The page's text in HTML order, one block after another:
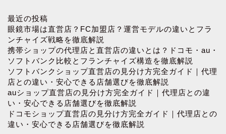
最近の投稿
眼鏡市場は直営店？FC加盟店？運営モデルの違いとフラ
ンチャイズ戦略を徹底解説
携帯ショップの代理店と直営店の違いとは？ドコモ・au・
ソフトバンク比較とフランチャイズ構造を徹底解説
ソフトバンクショップ直営店の見分け方完全ガイド｜代理
店との違い・安心できる店舗選びを徹底解説
auショップ直営店の見分け方完全ガイド｜代理店との違
い・安心できる店舗選びを徹底解説
ドコモショップ直営店の見分け方完全ガイド｜代理店との
違い・安心できる店舗選びを徹底解説
お問い合わせ
プロフィール
プライバシーポリシー